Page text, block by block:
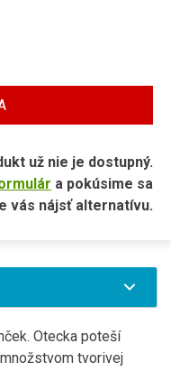
už nie je dostupný.
a pokúsime sa
vás nájsť alternatívu.
Otecka poteší
tvorivej